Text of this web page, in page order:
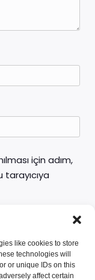
like cookies to store
technologies will
or unique IDs on this
affect certain
için adım,